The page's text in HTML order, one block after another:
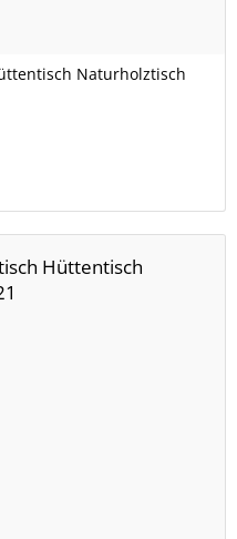
Naturholztisch